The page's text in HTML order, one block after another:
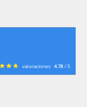
valoraciones 4.78/ 5